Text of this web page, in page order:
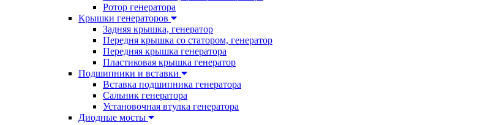
Ротор генератора
Крышки генераторов
Задняя крышка, генератор
Передня крышка со статором, генератор
Передняя крышка генератора
Пластиковая крышка генератор
Подшипники и вставки
Вставка подшипника генератора
Сальник генератора
Установочная втулка генератора
Диодные мосты